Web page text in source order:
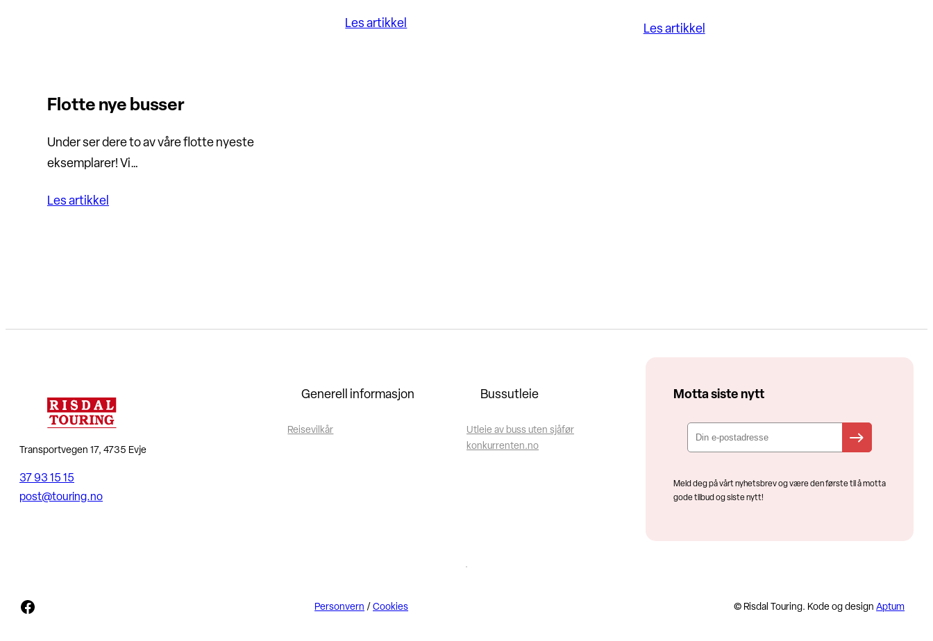
Les artikkel Les artikkel
Flotte nye busser
Under ser dere to av våre flotte nyeste
eksemplarer! Vi…
Les artikkel
Transportvegen 17, 4735 Evje
37 93 15 15
post@touring.no
Generell informasjon
Reisevilkår
Bussutleie
Utleie av buss uten sjåfør
konkurrenten.no
Motta siste nytt
Meld deg på vårt nyhetsbrev og være den første til å motta
gode tilbud og siste nytt!
Facebook Personvern /Cookies © Risdal Touring. Kode og designAptum